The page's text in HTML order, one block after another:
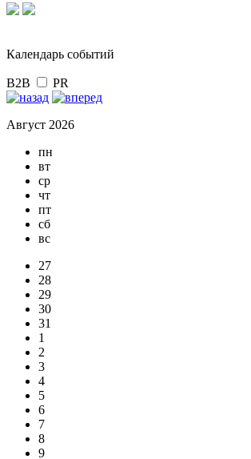
Календарь событий
B2B PR
Август 2026
пн
вт
ср
чт
пт
сб
вс
27
28
29
30
31
1
2
3
4
5
6
7
8
9